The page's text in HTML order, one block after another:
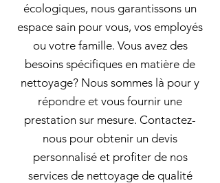
écologiques, nous garantissons un
espace sain pour vous, vos employés
ou votre famille. Vous avez des
besoins spécifiques en matière de
nettoyage? Nous sommes là pour y
répondre et vous fournir une
prestation sur mesure. Contactez-
nous pour obtenir un devis
personnalisé et profiter de nos
services de nettoyage de qualité